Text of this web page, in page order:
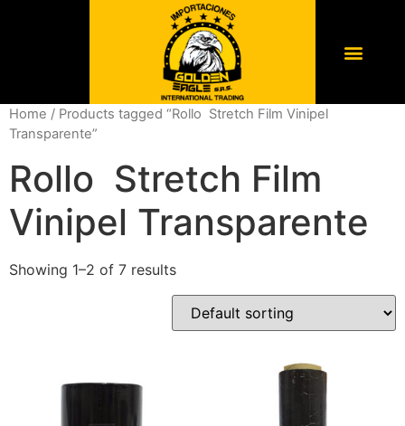
Home / Products tagged “Rollo Stretch Film Vinipel
Transparente”
Rollo Stretch Film
Vinipel Transparente
Showing 1–2 of 7 results